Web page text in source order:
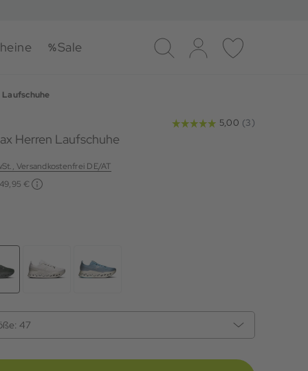
Sale
Suche Log-in Merkliste
Laufschuhe
Herren Laufschuhe
Versandkostenfrei DE/AT
€
47